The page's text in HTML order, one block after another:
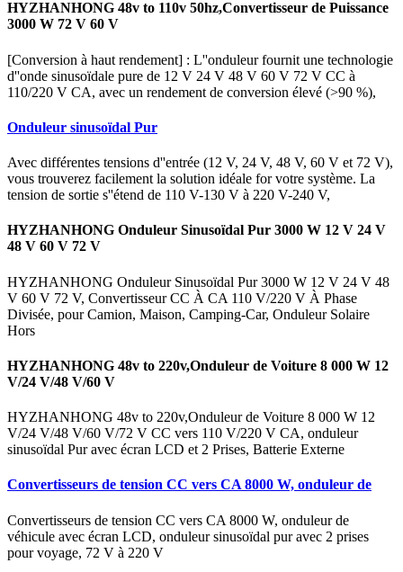
HYZHANHONG 48v to 110v 50hz,Convertisseur de Puissance
3000 W 72 V 60 V
[Conversion à haut rendement] : L''onduleur fournit une technologie
d''onde sinusoïdale pure de 12 V 24 V 48 V 60 V 72 V CC à
110/220 V CA, avec un rendement de conversion élevé (>90 %),
Onduleur sinusoïdal Pur
Avec différentes tensions d''entrée (12 V, 24 V, 48 V, 60 V et 72 V),
vous trouverez facilement la solution idéale for votre système. La
tension de sortie s''étend de 110 V-130 V à 220 V-240 V,
HYZHANHONG Onduleur Sinusoïdal Pur 3000 W 12 V 24 V
48 V 60 V 72 V
HYZHANHONG Onduleur Sinusoïdal Pur 3000 W 12 V 24 V 48
V 60 V 72 V, Convertisseur CC À CA 110 V/220 V À Phase
Divisée, pour Camion, Maison, Camping-Car, Onduleur Solaire
Hors
HYZHANHONG 48v to 220v,Onduleur de Voiture 8 000 W 12
V/24 V/48 V/60 V
HYZHANHONG 48v to 220v,Onduleur de Voiture 8 000 W 12
V/24 V/48 V/60 V/72 V CC vers 110 V/220 V CA, onduleur
sinusoïdal Pur avec écran LCD et 2 Prises, Batterie Externe
Convertisseurs de tension CC vers CA 8000 W, onduleur de
Convertisseurs de tension CC vers CA 8000 W, onduleur de
véhicule avec écran LCD, onduleur sinusoïdal pur avec 2 prises
pour voyage, 72 V à 220 V